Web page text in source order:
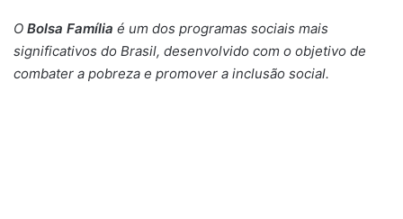
O Bolsa Família é um dos programas sociais mais
significativos do Brasil, desenvolvido com o objetivo de
combater a pobreza e promover a inclusão social.